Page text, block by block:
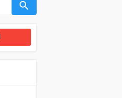
search